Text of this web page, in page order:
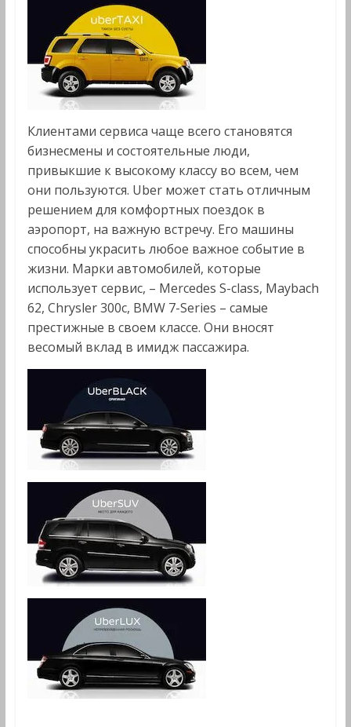
Клиентами сервиса чаще всего становятся
бизнесмены и состоятельные люди,
привыкшие к высокому классу во всем, чем
они пользуются. Uber может стать отличным
решением для комфортных поездок в
аэропорт, на важную встречу. Его машины
способны украсить любое важное событие в
жизни. Марки автомобилей, которые
использует сервис, – Mercedes S-class, Maybach
62, Chrysler 300c, BMW 7-Series – самые
престижные в своем классе. Они вносят
весомый вклад в имидж пассажира.